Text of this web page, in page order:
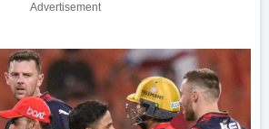
Advertisement